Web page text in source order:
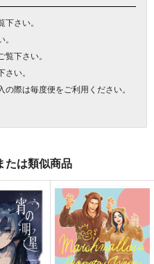
下さい。
覧下さい。
さい。
際は毎度便をご利用ください。
たは類似商品